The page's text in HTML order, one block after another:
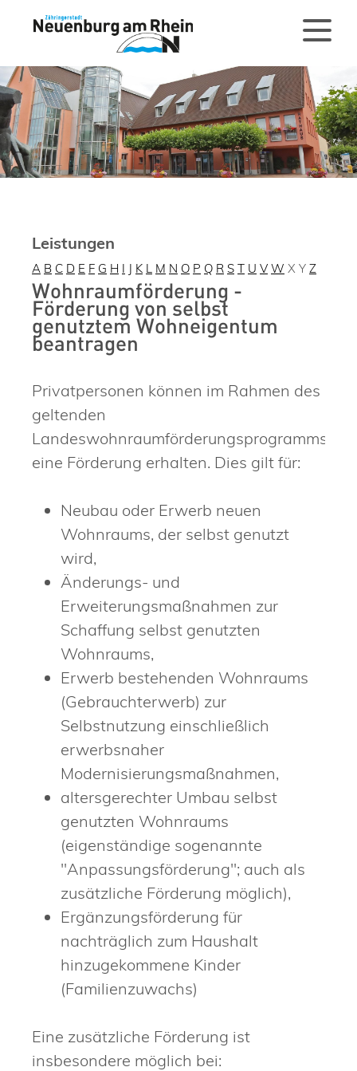
Leistungen
A B C D E F G H I J K L M N O P Q R S T U V W X Y Z
Wohnraumförderung -
Förderung von selbst
genutztem Wohneigentum
beantragen
Privatpersonen können im Rahmen des
geltenden
Landeswohnraumförderungsprogramms
eine Förderung erhalten. Dies gilt für:
Neubau oder Erwerb neuen
Wohnraums, der selbst genutzt
wird,
Änderungs- und
Erweiterungsmaßnahmen zur
Schaffung selbst genutzten
Wohnraums,
Erwerb bestehenden Wohnraums
(Gebrauchterwerb) zur
Selbstnutzung einschließlich
erwerbsnaher
Modernisierungsmaßnahmen,
altersgerechter Umbau selbst
genutzten Wohnraums
(eigenständige sogenannte
"Anpassungsförderung"; auch als
zusätzliche Förderung möglich),
Ergänzungsförderung für
nachträglich zum Haushalt
hinzugekommene Kinder
(Familienzuwachs)
Eine zusätzliche Förderung ist
insbesondere möglich bei: